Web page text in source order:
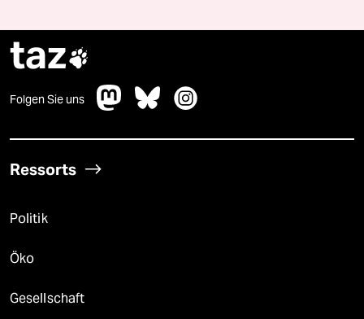
taz
Folgen Sie uns
Ressorts
Politik
Öko
Gesellschaft